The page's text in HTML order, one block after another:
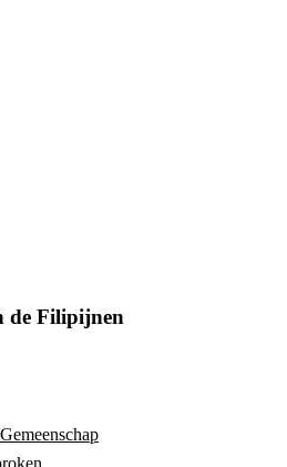
de Filipijnen